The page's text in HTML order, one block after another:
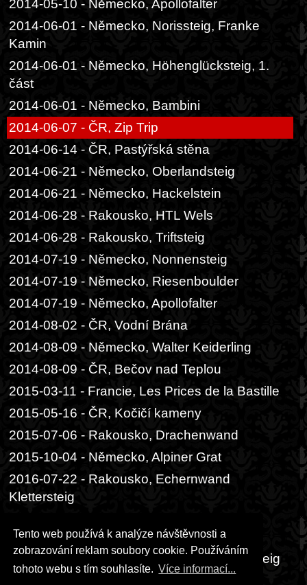
Tento web používá k analýze návštěvnosti a
zobrazování reklam soubory cookie. Používáním
tohoto webu s tím souhlasíte. Více informací...
2014-05-10 - Německo, Apollofalter
2014-06-01 - Německo, Norissteig, Franke
Kamin
2014-06-01 - Německo, Höhenglücksteig, 1.
část
2014-06-01 - Německo, Bambini
2014-06-07 - ČR, Zip Trip
2014-06-14 - ČR, Pastýřská stěna
2014-06-21 - Německo, Oberlandsteig
2014-06-21 - Německo, Hackelstein
2014-06-28 - Rakousko, HTL Wels
2014-06-28 - Rakousko, Triftsteig
2014-07-19 - Německo, Nonnensteig
2014-07-19 - Německo, Riesenboulder
2014-07-19 - Německo, Apollofalter
2014-08-02 - ČR, Vodní Brána
2014-08-09 - Německo, Walter Keiderling
2014-08-09 - ČR, Bečov nad Teplou
2015-03-11 - Francie, Les Prices de la Bastille
2015-05-16 - ČR, Kočičí kameny
2015-07-06 - Rakousko, Drachenwand
2015-10-04 - Německo, Alpiner Grat
2016-07-22 - Rakousko, Echernwand
Klettersteig
Klettersteig
2016-07-29 - Rakousko, Intersport Klettersteig